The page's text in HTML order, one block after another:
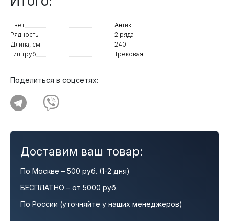
Цвет
Антик
Рядность
2 ряда
Длина, см
240
Тип труб
Трековая
Поделиться в соцсетях:
Доставим ваш товар:
По Москве – 500 руб. (1-2 дня)
БЕСПЛАТНО – от 5000 руб.
По России (уточняйте у наших менеджеров)